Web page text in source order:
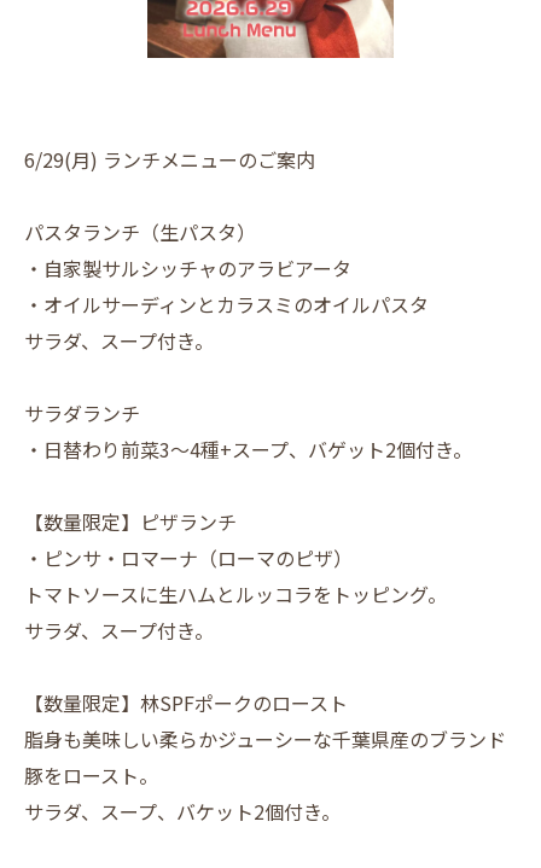
6/29(月) ランチメニューのご案内
パスタランチ（生パスタ）
・自家製サルシッチャのアラビアータ
・オイルサーディンとカラスミのオイルパスタ
サラダ、スープ付き。
サラダランチ
・日替わり前菜3～4種+スープ、バゲット2個付き。
【数量限定】ピザランチ
・ピンサ・ロマーナ（ローマのピザ）
トマトソースに生ハムとルッコラをトッピング。
サラダ、スープ付き。
【数量限定】林SPFポークのロースト
脂身も美味しい柔らかジューシーな千葉県産のブランド
豚をロースト。
サラダ、スープ、バケット2個付き。